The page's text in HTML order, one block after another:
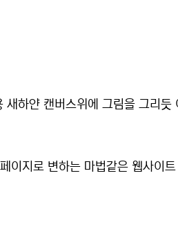
하얀 캔버스위에 그림을 그리듯
이지로 변하는 마법같은 웹사이